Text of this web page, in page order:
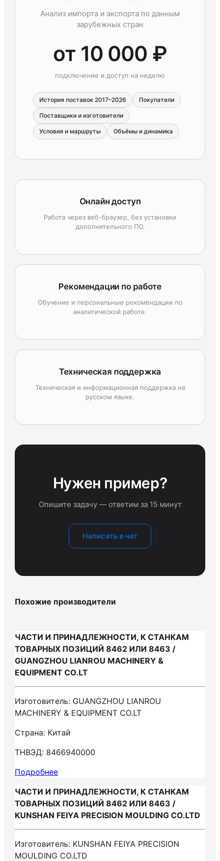
Анализ импорта и экспорта по данным
зарубежных стран
от 10 000 ₽
подключение и доступ на неделю
История поставок 2017–2026 Покупатели
Поставщики и изготовители
Условия и маршруты Объёмы и динамика
Онлайн доступ
Работа через веб-браузер, без установки
дополнительного ПО.
Рекомендации по работе
Обучение и персональные рекомендации по
аналитической работе.
Техническая поддержка
Техническая и информационная поддержка на
русском языке.
Нужен пример?
Опишите задачу — ответим за 15 минут
Написать в чат
Похожие производители
ЧАСТИ И ПРИНАДЛЕЖНОСТИ, К СТАНКАМ
ТОВАРНЫХ ПОЗИЦИЙ 8462 ИЛИ 8463 /
GUANGZHOU LIANROU MACHINERY &
EQUIPMENT CO.LT
Изготовитель: GUANGZHOU LIANROU
MACHINERY & EQUIPMENT CO.LT
Страна: Китай
ТНВЭД: 8466940000
Подробнее
ЧАСТИ И ПРИНАДЛЕЖНОСТИ, К СТАНКАМ
ТОВАРНЫХ ПОЗИЦИЙ 8462 ИЛИ 8463 /
KUNSHAN FEIYA PRECISION MOULDING CO.LTD
Изготовитель: KUNSHAN FEIYA PRECISION
MOULDING CO.LTD